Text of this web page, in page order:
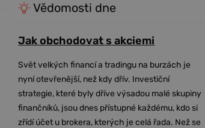
Vědomosti dne
Jak obchodovat s akciemi
Svět velkých financí a tradingu na burzách je
nyní otevřenější, než kdy dřív. Investiční
strategie, které byly dříve výsadou malé skupiny
finančníků, jsou dnes přístupné každému, kdo si
zřídí účet u brokera, kterých je celá řada. Než se